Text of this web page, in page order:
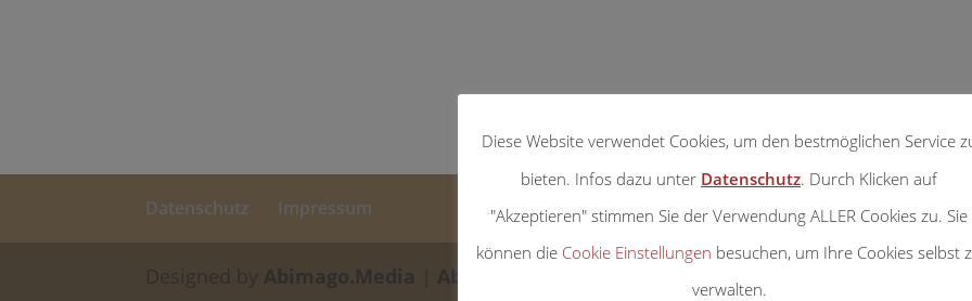
Datenschutz Impressum
Designed by Abimago.Media Abimago.Pictures
Diese Website verwendet Cookies, um den bestmöglichen Service
bieten. Infos dazu unter Datenschutz. Durch Klicken auf
"Akzeptieren" stimmen Sie der Verwendung ALLER Cookies zu. Sie
können die Cookie Einstellungen besuchen, um Ihre Cookies selbst
verwalten.